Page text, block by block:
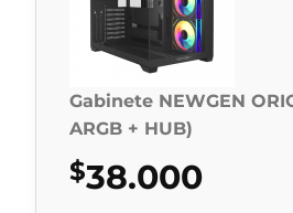
Gabinete NEWGEN
ARGB + HUB)
$38.000